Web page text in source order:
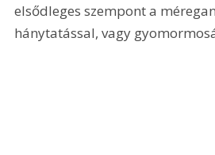
elsődleges szempont a
hánytatással, vagy